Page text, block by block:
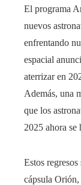
El programa
nuevos
enfrentando
espacial
aterrizar en
Además, una
que los
2025 ahora se
Estos
cápsula Orión,